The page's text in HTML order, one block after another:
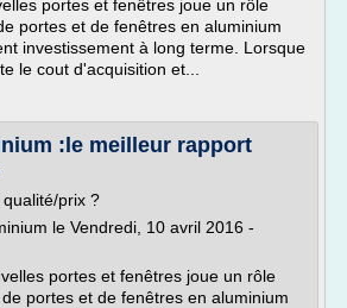
portes et fenêtres joue un rôle
portes et de fenêtres en aluminium
investissement à long terme. Lorsque
le cout d'acquisition et...
:le meilleur rapport
prix ?
le Vendredi, 10 avril 2016 -
portes et fenêtres joue un rôle
portes et de fenêtres en aluminium